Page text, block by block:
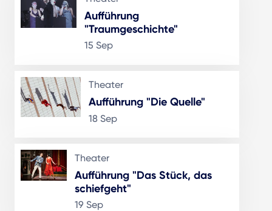
Aufführung
"Traumgeschichte"
15 Sep
Theater
Aufführung "Die Quelle"
18 Sep
Theater
Aufführung "Das Stück, das
schiefgeht"
19 Sep